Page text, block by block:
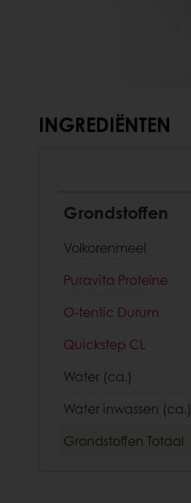
INGREDIËNTEN
Grondstoffen
Volkorenmeel
Puravita Proteïne
O-tentic Durum
Quickstep CL
Water (ca.)
Water inwassen (ca.)
Grondstoffen Totaal